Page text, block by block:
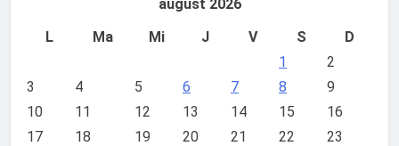
august 2026
L
Ma Mi J V S
D
1
2
3
4 5 6 7 8
9
10
11 12 13 14 15
16
17
18 19 20 21 22
23